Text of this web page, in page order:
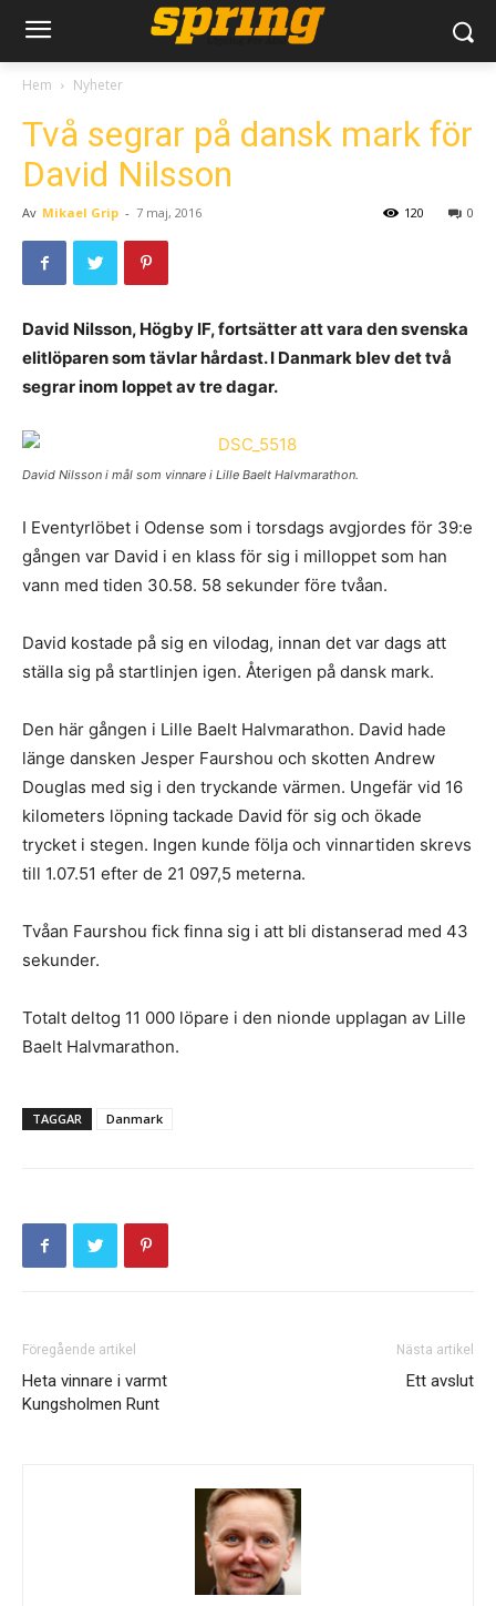
Hem Nyheter
Två segrar på dansk mark för
David Nilsson
Av Mikael Grip - 7 maj, 2016 0
120
David Nilsson, Högby IF, fortsätter att vara den svenska
elitlöparen som tävlar hårdast. I Danmark blev det två
segrar inom loppet av tre dagar.
David Nilsson i mål som vinnare i Lille Baelt Halvmarathon.
I Eventyrlöbet i Odense som i torsdags avgjordes för 39:e
gången var David i en klass för sig i milloppet som han
vann med tiden 30.58. 58 sekunder före tvåan.
David kostade på sig en vilodag, innan det var dags att
ställa sig på startlinjen igen. Återigen på dansk mark.
Den här gången i Lille Baelt Halvmarathon. David hade
länge dansken Jesper Faurshou och skotten Andrew
Douglas med sig i den tryckande värmen. Ungefär vid 16
kilometers löpning tackade David för sig och ökade
trycket i stegen. Ingen kunde följa och vinnartiden skrevs
till 1.07.51 efter de 21 097,5 meterna.
Tvåan Faurshou fick finna sig i att bli distanserad med 43
sekunder.
Totalt deltog 11 000 löpare i den nionde upplagan av Lille
Baelt Halvmarathon.
TAGGAR Danmark
Föregående artikel
Heta vinnare i varmt
Kungsholmen Runt
Nästa artikel
Ett avslut